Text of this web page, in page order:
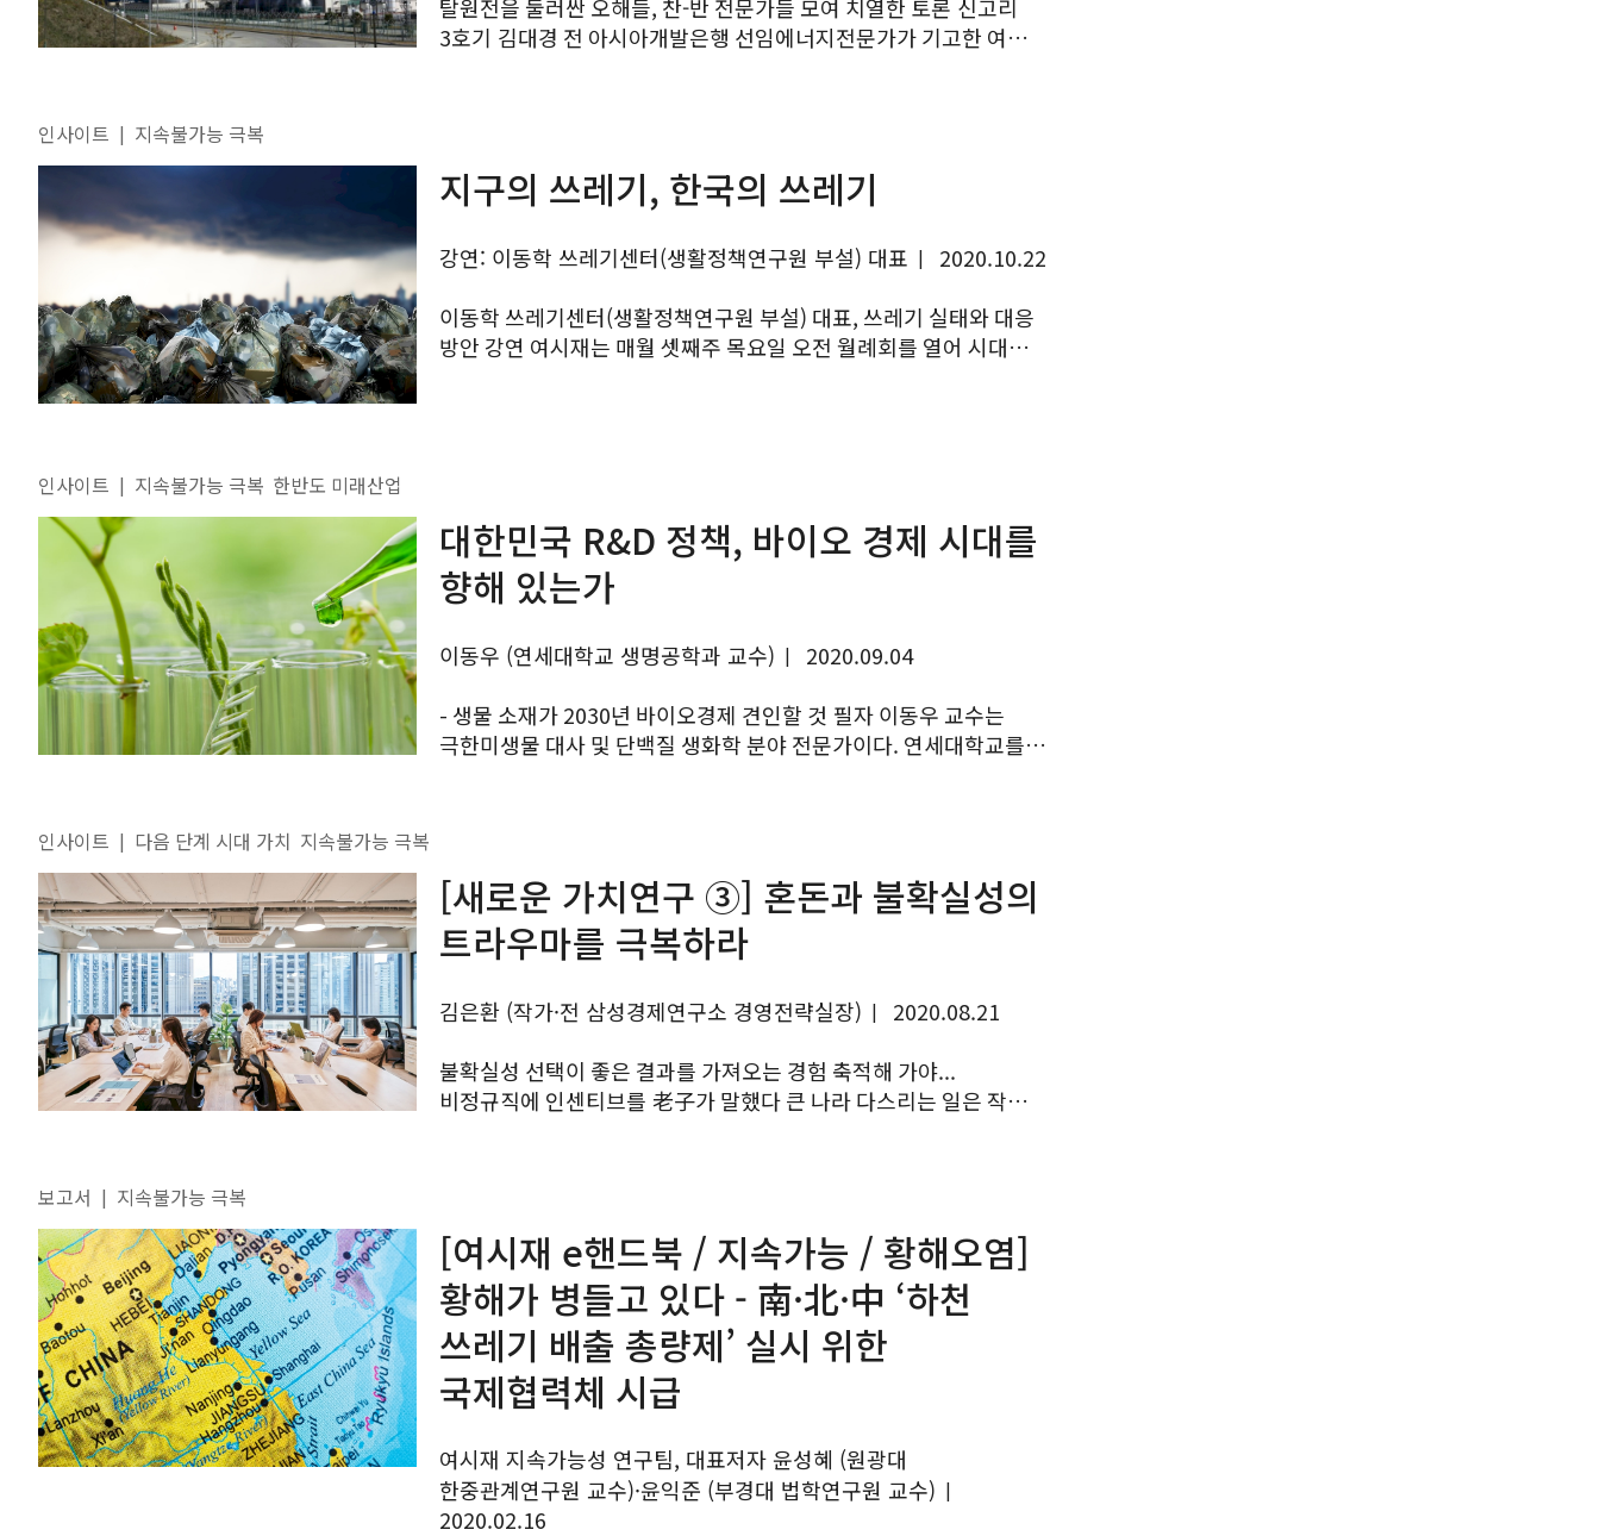
탈원전을 둘러싼 오해들, 찬-반 전문가들 모여 치열한 토론 신고리
3호기 김대경 전 아시아개발은행 선임에너지전문가가 기고한 여시재
인사이트 | 지속불가능 극복
지구의 쓰레기, 한국의 쓰레기
강연: 이동학 쓰레기센터(생활정책연구원 부설) 대표 |
2020.10.22
이동학 쓰레기센터(생활정책연구원 부설) 대표, 쓰레기 실태와 대응
방안 강연 여시재는 매월 셋째주 목요일 오전 월례회를 열어 시대를
인사이트 | 지속불가능 극복 한반도 미래산업
대한민국 R&D 정책, 바이오 경제 시대를
향해 있는가
이동우 (연세대학교 생명공학과 교수) |
2020.09.04
- 생물 소재가 2030년 바이오경제 견인할 것 필자 이동우 교수는
극한미생물 대사 및 단백질 생화학 분야 전문가이다. 연세대학교를
인사이트 | 다음 단계 시대 가치 지속불가능 극복
[새로운 가치연구 ③] 혼돈과 불확실성의
트라우마를 극복하라
김은환 (작가·전 삼성경제연구소 경영전략실장) |
2020.08.21
불확실성 선택이 좋은 결과를 가져오는 경험 축적해 가야...
비정규직에 인센티브를 老子가 말했다 큰 나라 다스리는 일은 작은
보고서 | 지속불가능 극복
[여시재 e핸드북 / 지속가능 / 황해오염]
황해가 병들고 있다 - 南·北·中 ‘하천
쓰레기 배출 총량제’ 실시 위한
국제협력체 시급
여시재 지속가능성 연구팀, 대표저자 윤성혜 (원광대
한중관계연구원 교수)·윤익준 (부경대 법학연구원 교수) |
2020.02.16